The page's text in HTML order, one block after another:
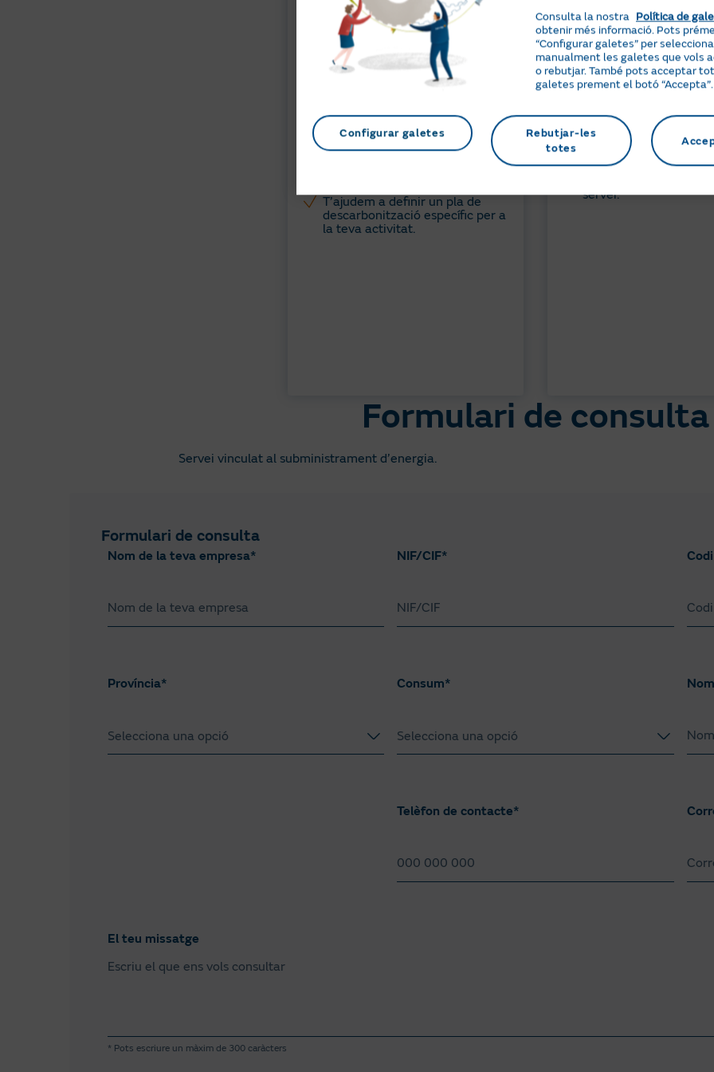
M'interessa
d’abast 1, 2 i 3.
Informe de petjada de carboni
T’ajudem a definir un pla de
descarbonització específic per a
la teva activitat.
M'interessa
Redueix les emissions
de la teva activitat.
Tria les solucions que
al teu pla de
Beneficia’t de
d’un equip
servei.
Formulari de consulta
Servei vinculat al subministrament d’energia.
Formulari de consulta
Nom de la teva empresa* NIF/CIF*
Província*
Selecciona una opció
Astúries
Àvila
Consum*
Selecciona una opció
Inferior a 400MWh/any
Telèfon de contacte*
El teu missatge
* Pots escriure un màxim de 300 caràcters
Consulta la nostra Política de
obtenir més informació. Pots
“Configurar galetes” per
manualment les galetes que vols
o rebutjar. També pots acceptar
galetes prement el botó “Accepta”.
Configurar galetes
Rebutjar-les
totes